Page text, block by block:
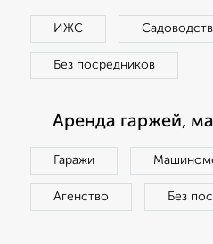
ИЖС
Без посредников
Аренда гаржей,
Гаражи
Агенство Без